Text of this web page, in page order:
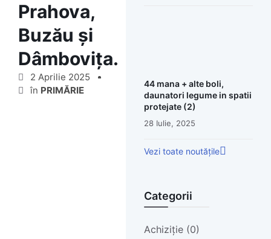
Prahova,
Buzău și
Dâmbovița.
2 Aprilie 2025
în PRIMĂRIE
44 mana + alte boli,
daunatori legume in spatii
protejate (2)
28 Iulie, 2025
Vezi toate noutățile
Categorii
Achiziție (0)